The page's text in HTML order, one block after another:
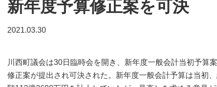
お問い合わせ
お申し込み
〒041-0801
北海道函館市桔梗町379-31
0138-34-2525
〒950-1189
025-210-1200
新年度予算修正案を可決
2021.03.30
川西町議会は30日臨時会を開き、新年度一般会計当初予算
修正案が提出され可決された。新年度一般会計予算は当初